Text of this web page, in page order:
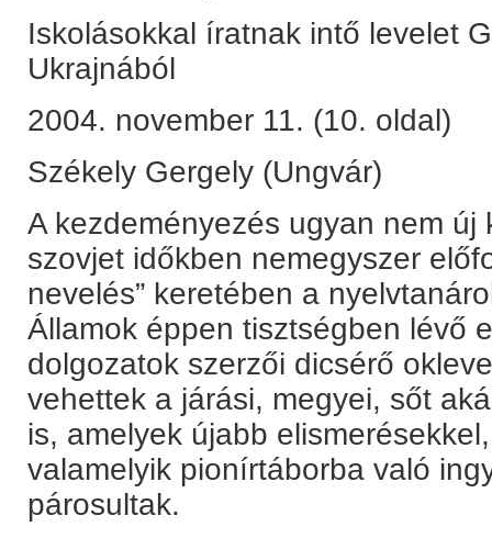
Iskolásokkal íratnak intő levelet
Ukrajnából
2004. november 11. (10. oldal)
Székely Gergely (Ungvár)
A kezdeményezés ugyan nem új
szovjet időkben nemegyszer
nevelés” keretében a
Államok éppen tisztségben lévő
dolgozatok szerzői dicsérő
vehettek a járási, megyei, sőt
is, amelyek újabb
valamelyik pionírtáborba való
párosultak.